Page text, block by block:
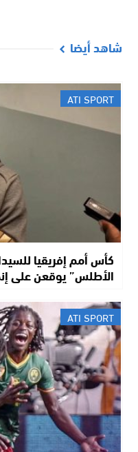
شاهد أيضا
ATI SPORT
الأطلس” يوقعن على
ATI SPORT